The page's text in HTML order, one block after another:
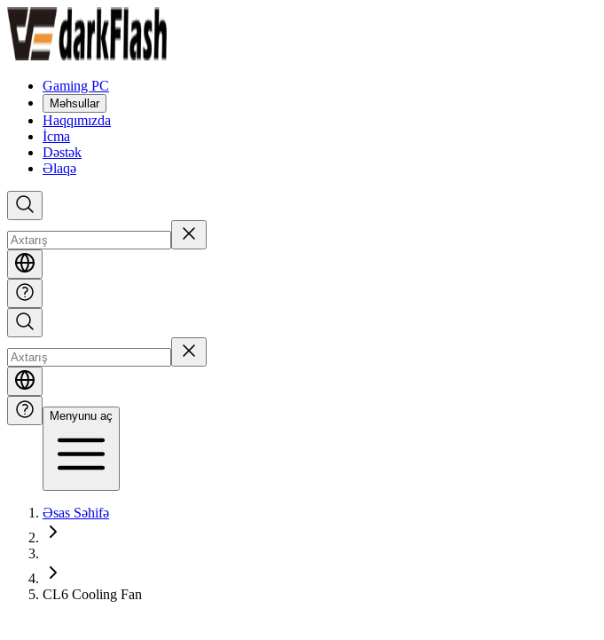
Gaming PC
Məhsullar
Haqqımızda
İcma
Dəstək
Əlaqə
Menyunu aç
Əsas Səhifə
CL6 Cooling Fan